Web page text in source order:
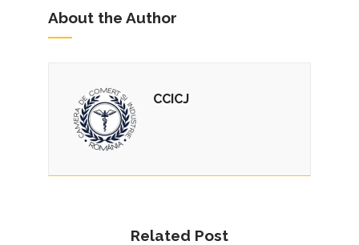
About the Author
CCICJ
Related Post